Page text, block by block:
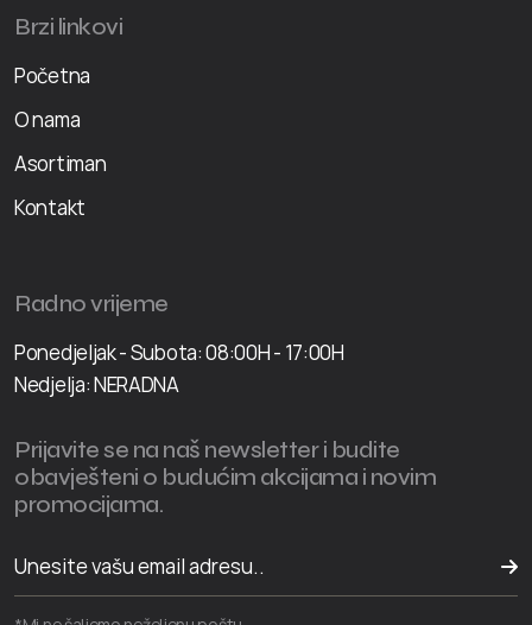
Brzi linkovi
Početna
O nama
Asortiman
Kontakt
Radno vrijeme
Ponedjeljak - Subota: 08:00H - 17:00H
Nedjelja: NERADNA
Prijavite se na naš newsletter i budite
obavješteni o budućim akcijama i novim
promocijama.